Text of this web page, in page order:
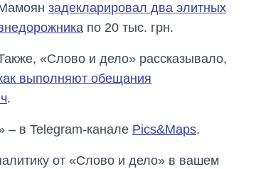
задекларировал два элитных
по 20 тыс. грн.
«Слово и дело» рассказывало,
выполняют обещания
.
– в Telegram-канале Pics&Maps.
от «Слово и дело» в вашем